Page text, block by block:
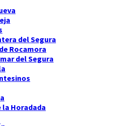
del Segura
Rocamora
del Segura
la Horadada